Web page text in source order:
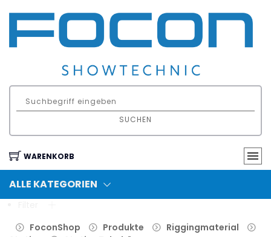
SUCHEN
WARENKORB
ALLE KATEGORIEN
FoconShop
Produkte
Riggingmaterial